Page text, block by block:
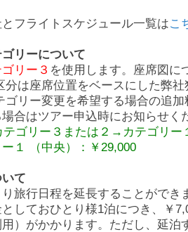
フライトスケジュール一覧はこ
リーについて
リー３ を使用します。座席図に
分は座席位置をベースにした弊
ゴリー変更を希望する場合の追
合はツアー申込時にお知らせく
テゴリー３または２→カテゴリ
１ （中央）：￥29,000
て
旅行日程を延長することができ
しておひとり様1泊につき、￥
用）がかかります。ただし、延